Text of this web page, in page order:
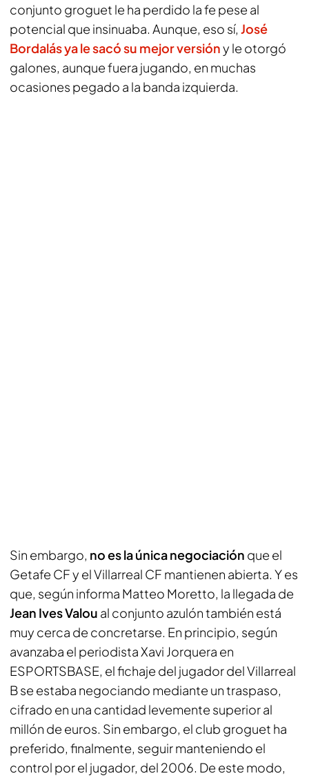
conjunto groguet le ha perdido la fe pese al
potencial que insinuaba. Aunque, eso sí, José
Bordalásya le sacó su mejor versióny le otorgó
galones, aunque fuera jugando, en muchas
ocasiones pegado a la banda izquierda.
Sin embargo, no es la única negociación que el
Getafe CF y el Villarreal CF mantienen abierta. Y es
que, según informa Matteo Moretto, la llegada de
Jean Ives Valou al conjunto azulón también está
muy cerca de concretarse. En principio, según
avanzaba el periodistaXavi Jorquera en
ESPORTSBASE, el fichaje del jugador del Villarreal
B se estaba negociando mediante un traspaso,
cifrado en una cantidad levemente superior al
millón de euros. Sin embargo, el club groguet ha
preferido, finalmente, seguir manteniendo el
control por el jugador, del 2006. De este modo,